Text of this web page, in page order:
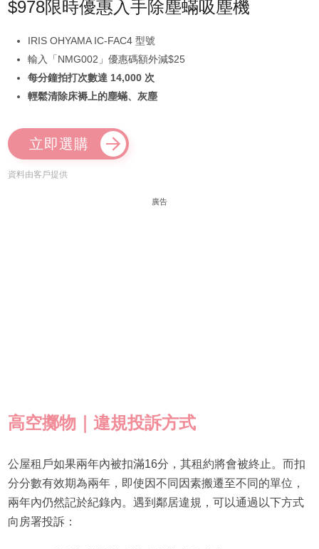
$978限時優惠入手除塵蟎吸塵機
IRIS OHYAMA IC-FAC4 型號
輸入「NMG002」優惠碼額外減$25
每分鐘拍打次數達 14,000 次
輕鬆清除床褥上的塵蟎、灰塵
立即選購
資料由客戶提供
廣告
高空擲物｜違規投訴方式
公屋租戶如果兩年內被扣滿16分，其租約將會被終止。而扣
分分數有效期為兩年，即使因不同因素搬遷至不同的單位，
兩年內仍然記於紀錄內。遇到鄰居違規，可以通過以下方式
向房署投訴：